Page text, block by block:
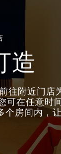
造
往附近门店
可在任意时
个房间内，